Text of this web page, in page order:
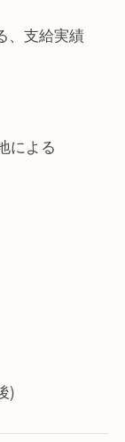
、支給実績
による
)